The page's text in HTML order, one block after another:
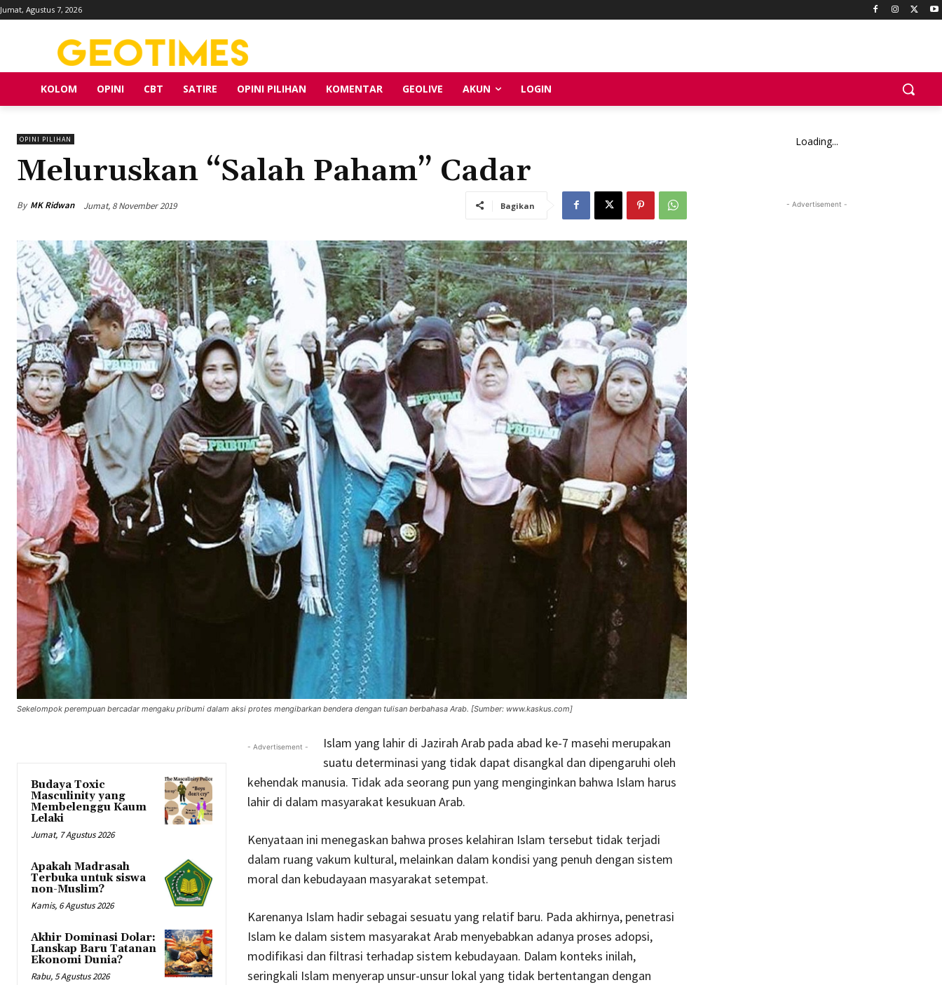
Jumat, Agustus 7, 2026
KOLOM OPINI CBT SATIRE OPINI PILIHAN KOMENTAR GEOLIVE AKUN LOGIN
OPINI PILIHAN
Meluruskan “Salah Paham” Cadar
By MK Ridwan Jumat, 8 November 2019 Bagikan
Sekelompok perempuan bercadar mengaku pribumi dalam aksi protes mengibarkan bendera dengan tulisan berbahasa Arab. [Sumber: www.kaskus.com]
Budaya Toxic
Masculinity yang
Membelenggu Kaum
Lelaki
Jumat, 7 Agustus 2026
Apakah Madrasah
Terbuka untuk siswa
non-Muslim?
Kamis, 6 Agustus 2026
Akhir Dominasi Dolar:
Lanskap Baru Tatanan
Ekonomi Dunia?
Rabu, 5 Agustus 2026
- Advertisement -
Islam yang lahir di Jazirah Arab pada abad ke-7 masehi merupakan
suatu determinasi yang tidak dapat disangkal dan dipengaruhi oleh
kehendak manusia. Tidak ada seorang pun yang menginginkan bahwa Islam harus
lahir di dalam masyarakat kesukuan Arab.
Kenyataan ini menegaskan bahwa proses kelahiran Islam tersebut tidak terjadi
dalam ruang vakum kultural, melainkan dalam kondisi yang penuh dengan sistem
moral dan kebudayaan masyarakat setempat.
Karenanya Islam hadir sebagai sesuatu yang relatif baru. Pada akhirnya, penetrasi
Islam ke dalam sistem masyarakat Arab menyebabkan adanya proses adopsi,
modifikasi dan filtrasi terhadap sistem kebudayaan. Dalam konteks inilah,
seringkali Islam menyerap unsur-unsur lokal yang tidak bertentangan dengan
Loading...
- Advertisement -